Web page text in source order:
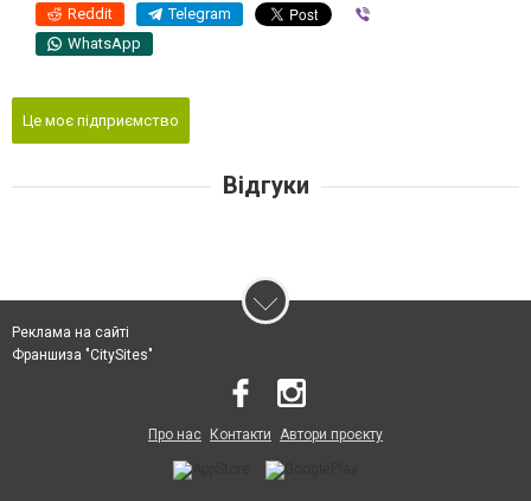
Reddit Telegram
WhatsApp
Це моє підприємство
Відгуки
Реклама на сайті
Франшиза "CitySites"
Про нас Контакти Автори проєкту